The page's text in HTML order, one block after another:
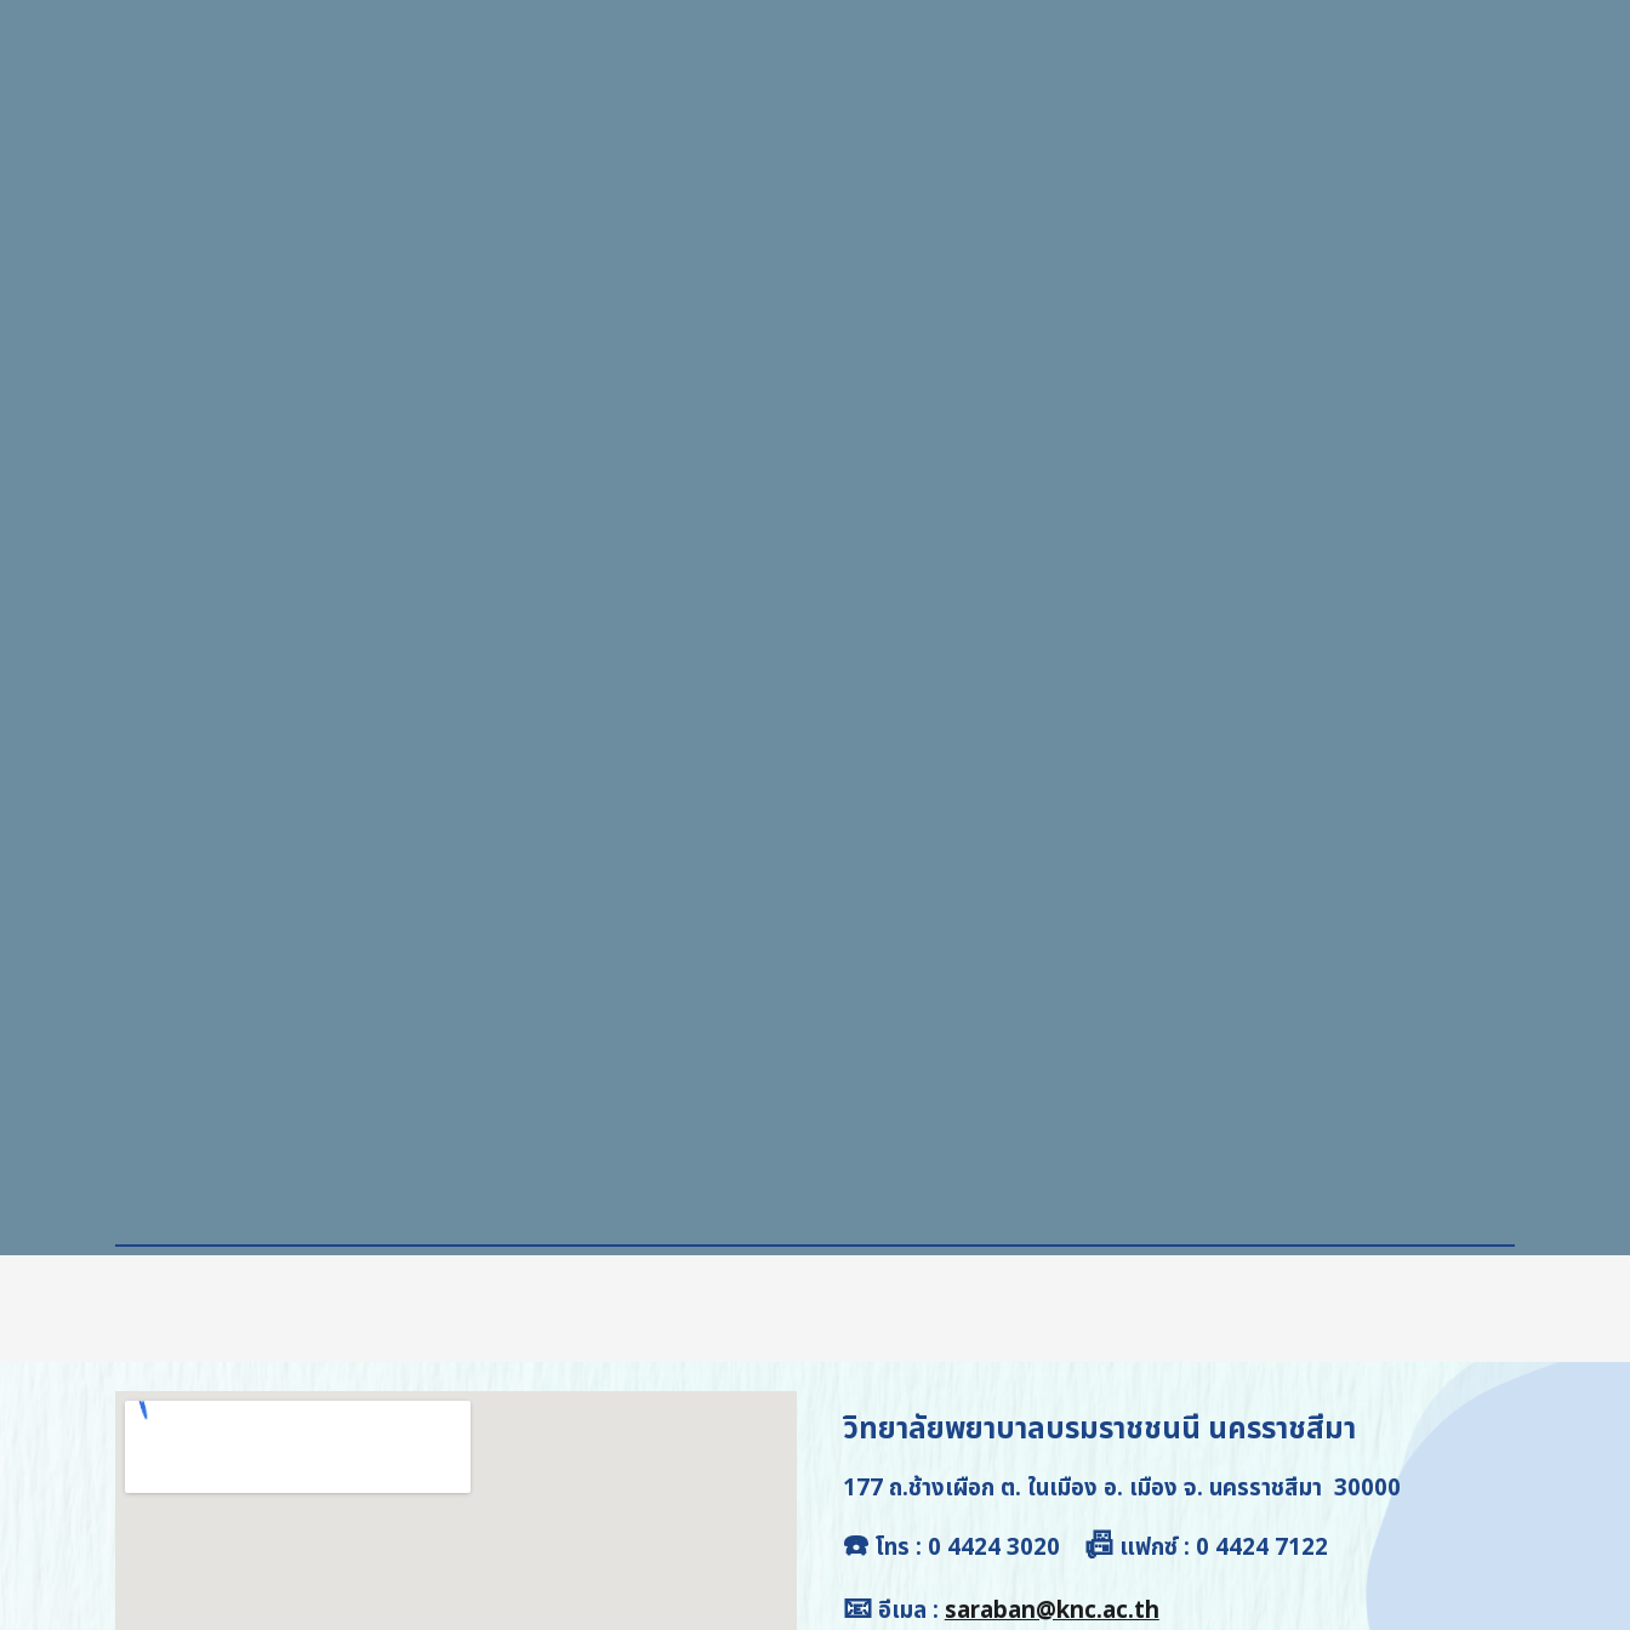
วิทยาลัยพยาบาลบรมราชชนนี นครราชสีมา
177 ถ.ช้างเผือก ต. ในเมือง อ. เมือง จ. นครราชสีมา 30000
☎️โทร : 0 4424 3020 📠แฟกซ์: 0 4424 7122
📧 อีเมล :saraban@knc.ac.th